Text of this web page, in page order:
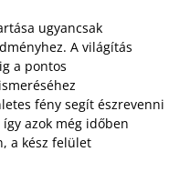
ugyancsak
A világítás
a pontos
fény segít észrevenni
azok még időben
a kész felület